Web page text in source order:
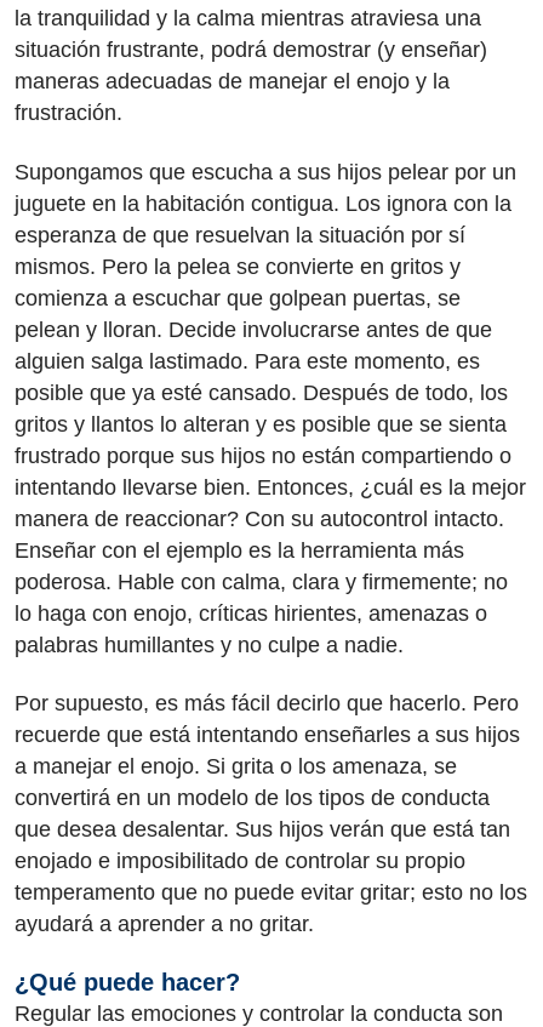
la tranquilidad y la calma mientras atraviesa una
situación frustrante, podrá demostrar (y enseñar)
maneras adecuadas de manejar el enojo y la
frustración.
Supongamos que escucha a sus hijos pelear por un
juguete en la habitación contigua. Los ignora con la
esperanza de que resuelvan la situación por sí
mismos. Pero la pelea se convierte en gritos y
comienza a escuchar que golpean puertas, se
pelean y lloran. Decide involucrarse antes de que
alguien salga lastimado. Para este momento, es
posible que ya esté cansado. Después de todo, los
gritos y llantos lo alteran y es posible que se sienta
frustrado porque sus hijos no están compartiendo o
intentando llevarse bien. Entonces, ¿cuál es la mejor
manera de reaccionar? Con su autocontrol intacto.
Enseñar con el ejemplo es la herramienta más
poderosa. Hable con calma, clara y firmemente; no
lo haga con enojo, críticas hirientes, amenazas o
palabras humillantes y no culpe a nadie.
Por supuesto, es más fácil decirlo que hacerlo. Pero
recuerde que está intentando enseñarles a sus hijos
a manejar el enojo. Si grita o los amenaza, se
convertirá en un modelo de los tipos de conducta
que desea desalentar. Sus hijos verán que está tan
enojado e imposibilitado de controlar su propio
temperamento que no puede evitar gritar; esto no los
ayudará a aprender a no gritar.
¿Qué puede hacer?
Regular las emociones y controlar la conducta son